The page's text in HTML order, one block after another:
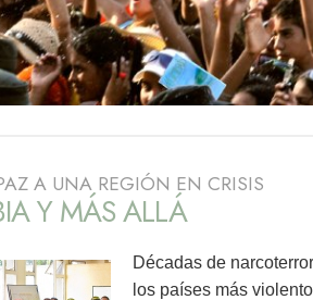
A UNA REGIÓN EN CRISIS
Y MÁS ALLÁ
Décadas de
los países más